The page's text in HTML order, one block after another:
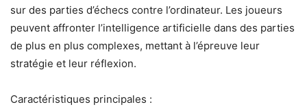
sur des parties d’échecs contre l’ordinateur. Les joueurs
peuvent affronter l’intelligence artificielle dans des parties
de plus en plus complexes, mettant à l’épreuve leur
stratégie et leur réflexion.
Caractéristiques principales :